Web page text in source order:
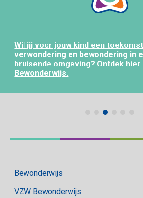
Wil jij voor jouw kind een
verwondering en bewondering in
bruisende omgeving? Ontdek hier
Bewonderwijs.
Bewonderwijs
VZW Bewonderwijs